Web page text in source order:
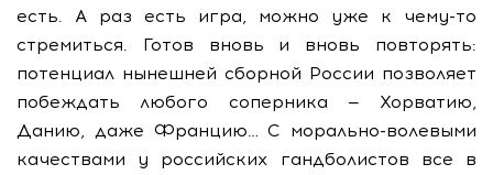
есть. А раз есть игра, можно уже к чему-то
стремиться. Готов вновь и вновь повторять:
потенциал нынешней сборной России позволяет
побеждать любого соперника — Хорватию,
Данию, даже Францию… С морально-волевыми
качествами у российских гандболистов все в